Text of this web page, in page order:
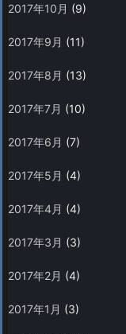
2017年10月 (9)
2017年9月 (11)
2017年8月 (13)
2017年7月 (10)
2017年6月 (7)
2017年5月 (4)
2017年4月 (4)
2017年3月 (3)
2017年2月 (4)
2017年1月 (3)